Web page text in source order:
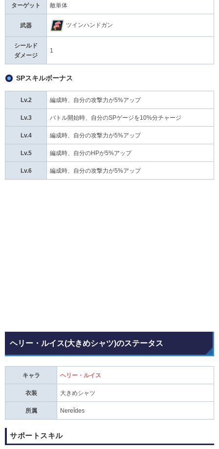
ターゲット 敵単体
武器 ツインハンドガン
シールド
ダメージ
1
SPスキルボーナス
Lv.2 編成時、自分の攻撃力が5%アップ
Lv.3 バトル開始時、自分のSPゲージを10%分チャージ
Lv.4 編成時、自分の攻撃力が5%アップ
Lv.5 編成時、自分のHPが5%アップ
Lv.6 編成時、自分の攻撃力が5%アップ
ヘリー・ルイス(大きめシャツ)のステータス
キャラ ヘリー・ルイス
衣装 大きめシャツ
所属 NereÏdes
サポートスキル